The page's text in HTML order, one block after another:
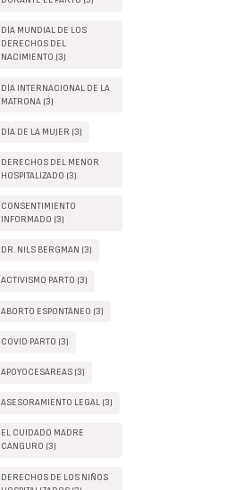
DÍA MUNDIAL DE LOS
DERECHOS DEL
NACIMIENTO (3)
DÍA INTERNACIONAL DE LA
MATRONA (3)
DÍA DE LA MUJER (3)
DERECHOS DEL MENOR
HOSPITALIZADO (3)
CONSENTIMIENTO
INFORMADO (3)
DR. NILS BERGMAN (3)
ACTIVISMO PARTO (3)
ABORTO ESPONTÁNEO (3)
COVID PARTO (3)
APOYOCESÁREAS (3)
ASESORAMIENTO LEGAL (3)
EL CUIDADO MADRE
CANGURO (3)
DERECHOS DE LOS NIÑOS